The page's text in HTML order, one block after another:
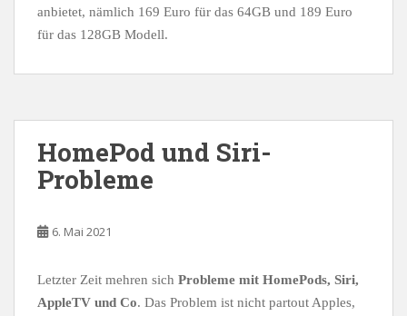
anbietet, nämlich 169 Euro für das 64GB und 189 Euro
für das 128GB Modell.
HomePod und Siri-
Probleme
6. Mai 2021
Letzter Zeit mehren sich Probleme mit HomePods, Siri,
AppleTV und Co. Das Problem ist nicht partout Apples,